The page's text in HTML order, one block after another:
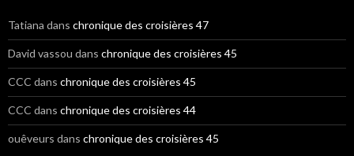
Tatiana dans chronique des croisières 47
David vassou dans chronique des croisières 45
CCC dans chronique des croisières 45
CCC dans chronique des croisières 44
ouêveurs dans chronique des croisières 45